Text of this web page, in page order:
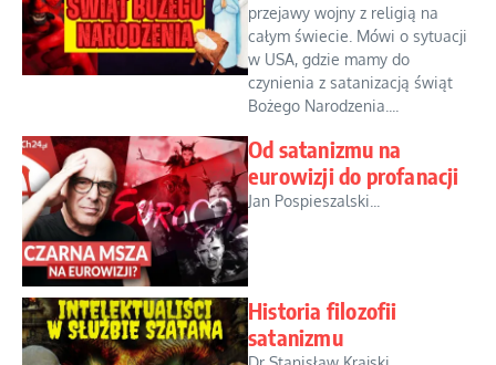
przejawy wojny z religią na
całym świecie. Mówi o sytuacji
w USA, gdzie mamy do
czynienia z satanizacją świąt
Bożego Narodzenia....
Od satanizmu na
eurowizji do profanacji
Jan Pospieszalski...
Historia filozofii
satanizmu